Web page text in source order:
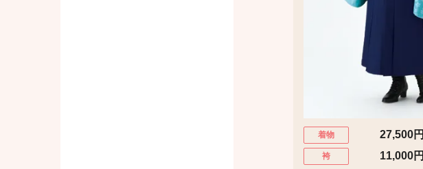
着物 27,500円
袴 11,000円